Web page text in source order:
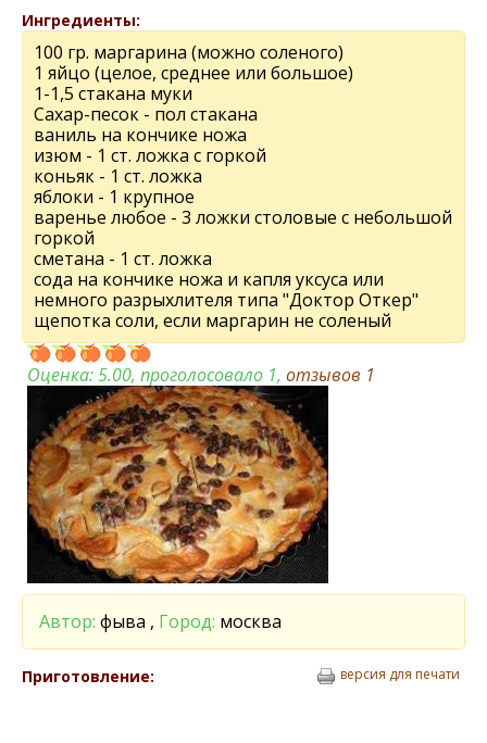
Ингредиенты:
100 гр. маргарина (можно соленого)
1 яйцо (целое, среднее или большое)
1-1,5 стакана муки
Сахар-песок - пол стакана
ваниль на кончике ножа
изюм - 1 ст. ложка с горкой
коньяк - 1 ст. ложка
яблоки - 1 крупное
варенье любое - 3 ложки столовые с небольшой
горкой
сметана - 1 ст. ложка
сода на кончике ножа и капля уксуса или
немного разрыхлителя типа "Доктор Откер"
щепотка соли, если маргарин не соленый
Оценка:5.00, проголосовало 1, отзывов 1
Автор: фыва , Город: москва
Приготовление: версия для печати